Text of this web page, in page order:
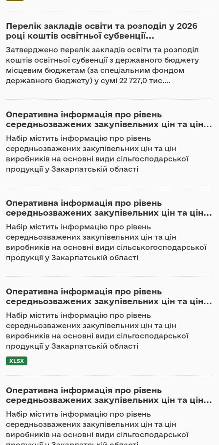
Перелік закладів освіти та розподіл у 2026
році коштів освітньої субвенції...
Затверджено перелік закладів освіти та розподіл
коштів освітньої субвенції з державного бюджету
місцевим бюджетам (за спеціальним фондом
державного бюджету) у сумі 22 727,0 тис....
Оперативна інформація про рівень
середньозважених закупівельних цін та цін...
Набір містить інформацію про рівень
середньозважених закупівельних цін та цін
виробників на основні види сільгосподарської
продукції у Закарпатській області
Оперативна інформація про рівень
середньозважених закупівельних цін та цін...
Набір містить інформацію про рівень
середньозважених закупівельних цін та цін
виробників на основні види сільськогосподарської
продукції у Закарпатській області
Оперативна інформація про рівень
середньозважених закупівельних цін та цін...
Набір містить інформацію про рівень
середньозважених закупівельних цін та цін
виробників на основні види сільгосподарської
продукції у Закарпатській області
XLSX
Оперативна інформація про рівень
середньозважених закупівельних цін та цін...
Набір містить інформацію про рівень
середньозважених закупівельних цін та цін
виробників на основні види сільгосподарської